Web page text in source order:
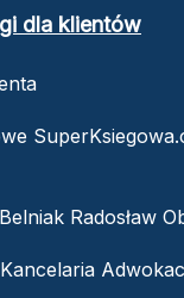
dla klientów
Radosław